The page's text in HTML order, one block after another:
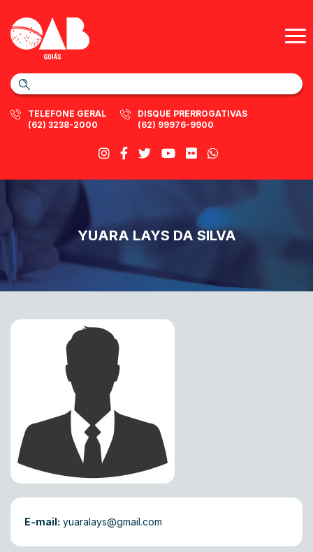
TELEFONE GERAL
(62) 3238-2000
DISQUE PRERROGATIVAS
(62) 99976-9900
YUARA LAYS DA SILVA
E-mail: yuaralays@gmail.com